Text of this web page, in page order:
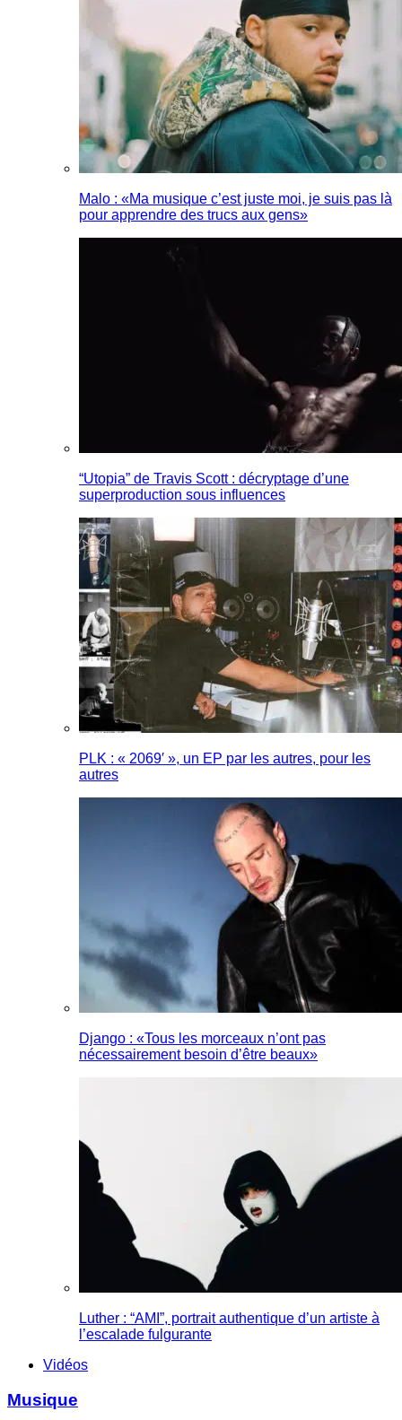
Malo : «Ma musique c’est juste moi, je suis pas là
pour apprendre des trucs aux gens»
“Utopia” de Travis Scott : décryptage d’une
superproduction sous influences
PLK : « 2069′ », un EP par les autres, pour les
autres
Django : «Tous les morceaux n’ont pas
nécessairement besoin d’être beaux»
Luther : “AMI”, portrait authentique d’un artiste à
l’escalade fulgurante
Vidéos
Musique